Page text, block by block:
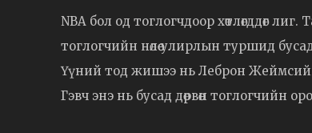
NBA бол од тоглогчдоор хөтлөгддөг
тоглогчийн нөлөө улирлын туршид
Үүний тод жишээ нь Леброн
Гэвч энэ нь бусад дөрвөн тоглогчийн